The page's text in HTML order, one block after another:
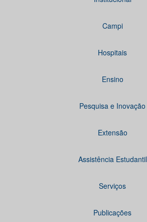
Campi
Hospitais
Ensino
Pesquisa e Inovação
Extensão
Assistência Estudantil
Serviços
Publicações